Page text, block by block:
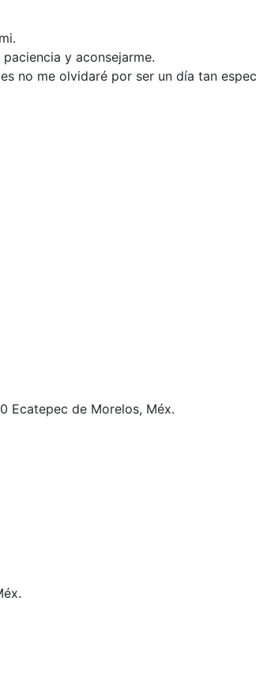
y aconsejarme.
no me olvidaré por ser un día tan
Ecatepec de Morelos, Méx.